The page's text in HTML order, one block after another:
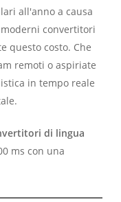
all'anno a causa
convertitori
questo costo. Che
remoti o aspiriate
in tempo reale
di lingua
ms con una